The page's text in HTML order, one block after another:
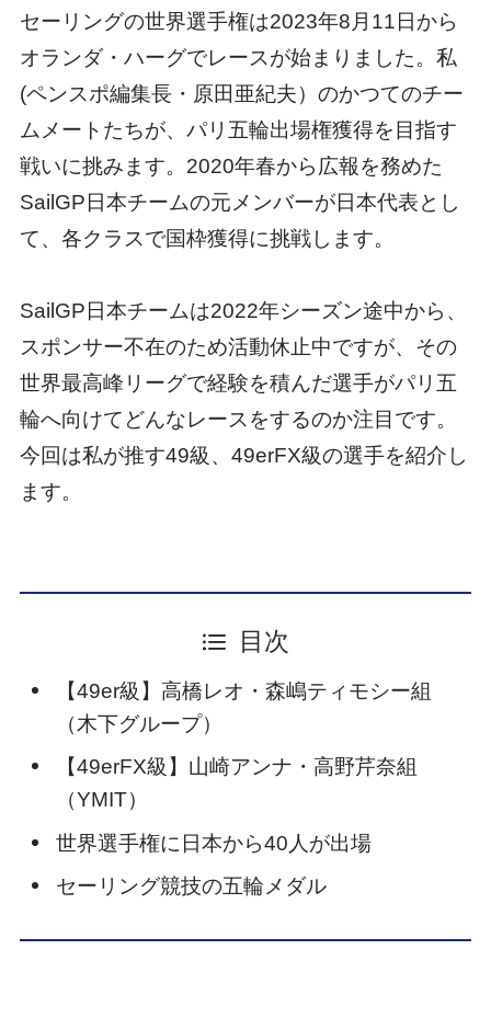
セーリングの世界選手権は2023年8月11日から
オランダ・ハーグでレースが始まりました。私
(ペンスポ編集長・原田亜紀夫）のかつてのチー
ムメートたちが、パリ五輪出場権獲得を目指す
戦いに挑みます。2020年春から広報を務めた
SailGP日本チームの元メンバーが日本代表とし
て、各クラスで国枠獲得に挑戦します。
SailGP日本チームは2022年シーズン途中から、
スポンサー不在のため活動休止中ですが、その
世界最高峰リーグで経験を積んだ選手がパリ五
輪へ向けてどんなレースをするのか注目です。
今回は私が推す49級、49erFX級の選手を紹介し
ます。
目次
【49er級】高橋レオ・森嶋ティモシー組
（木下グループ）
【49erFX級】山崎アンナ・高野芹奈組
（YMIT）
世界選手権に日本から40人が出場
セーリング競技の五輪メダル